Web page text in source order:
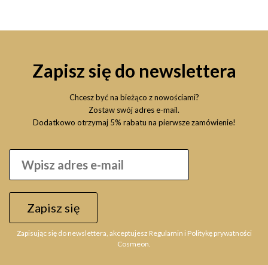
Zapisz się do newslettera
Chcesz być na bieżąco z nowościami?
Zostaw swój adres e-mail.
Dodatkowo otrzymaj 5% rabatu na pierwsze zamówienie!
Zapisz się
Zapisując się do newslettera, akceptujesz Regulamin i Politykę prywatności
Cosmeon.